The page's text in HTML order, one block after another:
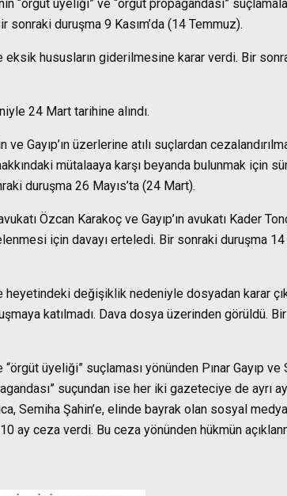
“örgüt üyeliği” ve “örgüt propagandası”
sonraki duruşma 9 Kasım’da (14 Temmuz).
eksik hususların giderilmesine karar verdi. Bir
24 Mart tarihine alındı.
Gayıp’ın üzerlerine atılı suçlardan
mütalaaya karşı beyanda bulunmak için
duruşma 26 Mayıs’ta (24 Mart).
Özcan Karakoç ve Gayıp’ın avukatı Kader
için davayı erteledi. Bir sonraki duruşma 14
heyetindeki değişiklik nedeniyle dosyadan karar
katılmadı. Dava dosya üzerinden görüldü.
üyeliği” suçlaması yönünden Pınar Gayıp ve
suçundan ise her iki gazeteciye de ayrı
Semiha Şahin’e, elinde bayrak olan sosyal medya
ay ceza verdi. Bu ceza yönünden hükmün